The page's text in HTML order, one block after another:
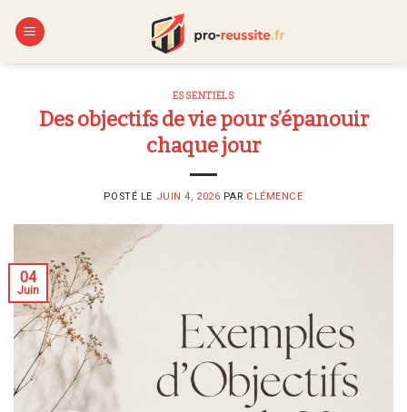
ESSENTIELS
Des objectifs de vie pour s’épanouir
chaque jour
POSTÉ LE JUIN 4, 2026 PAR CLÉMENCE
04
Juin